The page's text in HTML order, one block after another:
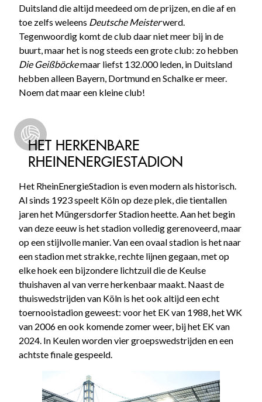
Duitsland die altijd meedeed om de prijzen, en die af en
toe zelfs weleens Deutsche Meisterwerd.
Tegenwoordig komt de club daar niet meer bij in de
buurt, maar het is nog steeds een grote club: zo hebben
Die Geißböckemaar liefst 132.000 leden, in Duitsland
hebben alleen Bayern, Dortmund en Schalke er meer.
Noem dat maar een kleine club!
HET HERKENBARE
RHEINENERGIESTADION
Het RheinEnergieStadion is even modern als historisch.
Al sinds 1923 speelt Köln op deze plek, die tientallen
jaren het Müngersdorfer Stadion heette. Aan het begin
van deze eeuw is het stadion volledig gerenoveerd, maar
op een stijlvolle manier. Van een ovaal stadion is het naar
een stadion met strakke, rechte lijnen gegaan, met op
elke hoek een bijzondere lichtzuil die de Keulse
thuishaven al van verre herkenbaar maakt. Naast de
thuiswedstrijden van Köln is het ook altijd een echt
toernooistadion geweest: voor het EK van 1988, het WK
van 2006 en ook komende zomer weer, bij het EK van
2024. In Keulen worden vier groepswedstrijden en een
achtste finale gespeeld.